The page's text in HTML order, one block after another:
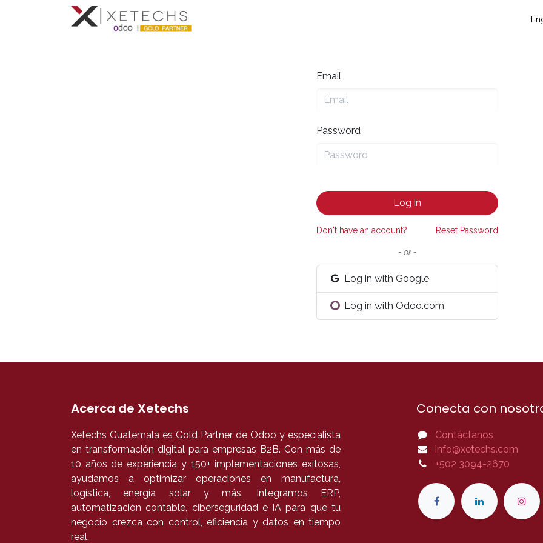
Soporte
Email
Password
Log in
Don't have an account? Reset Password
- or -
Log in with Google
Log in with Odoo.com
Acerca de Xetechs
Xetechs Guatemala es Gold Partner de Odoo y especialista
en transformación digital para empresas B2B. Con más de
10 años de experiencia y 150+ implementaciones exitosas,
ayudamos a optimizar operaciones en manufactura,
logística, energía solar y más. Integramos ERP,
automatización contable, ciberseguridad e IA para que tu
negocio crezca con control, eficiencia y datos en tiempo
real.
Conecta con
Contáctanos
info@xetechs.com
+502 3094-2670